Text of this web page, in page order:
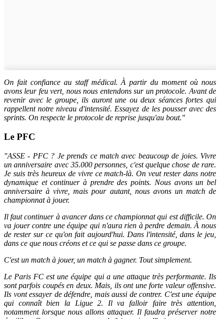
On fait confiance au staff médical. À partir du moment où nous
avons leur feu vert, nous nous entendons sur un protocole. Avant de
revenir avec le groupe, ils auront une ou deux séances fortes qui
rappellent notre niveau d'intensité. Essayez de les pousser avec des
sprints. On respecte le protocole de reprise jusqu'au bout."
Le PFC
"ASSE - PFC ? Je prends ce match avec beaucoup de joies. Vivre
un anniversaire avec 35.000 personnes, c'est quelque chose de rare.
Je suis très heureux de vivre ce match-là. On veut rester dans notre
dynamique et continuer à prendre des points. Nous avons un bel
anniversaire à vivre, mais pour autant, nous avons un match de
championnat à jouer.
Il faut continuer à avancer dans ce championnat qui est difficile. On
va jouer contre une équipe qui n'aura rien à perdre demain. À nous
de rester sur ce qu'on fait aujourd'hui. Dans l'intensité, dans le jeu,
dans ce que nous créons et ce qui se passe dans ce groupe.
C'est un match à jouer, un match à gagner. Tout simplement.
Le Paris FC est une équipe qui a une attaque très performante. Ils
sont parfois coupés en deux. Mais, ils ont une forte valeur offensive.
Ils vont essayer de défendre, mais aussi de contrer. C'est une équipe
qui connaît bien la Ligue 2. Il va falloir faire très attention,
notamment lorsque nous allons attaquer. Il faudra préserver notre